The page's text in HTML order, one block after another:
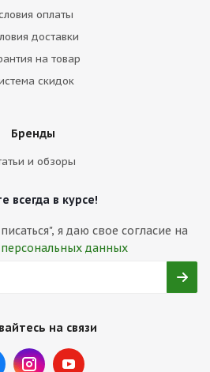
оплаты
доставки
на товар
скидок
Бренды
и обзоры
всегда в курсе!
я даю свое согласие на
данных
на связи